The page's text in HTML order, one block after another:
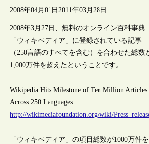
2008年04月01日 2011年03月28日
2008年3月27日、無料のオンライン百科事典
「ウィキペディア」に登録されている記事
（250言語のすべてを含む）を合わせた総数
1,000万件を超えたということです。
Wikipedia Hits Milestone of Ten Million Articles
Across 250 Languages
http://wikimediafoundation.org/wiki/
「ウィキペディア」の項目総数が1000万件を